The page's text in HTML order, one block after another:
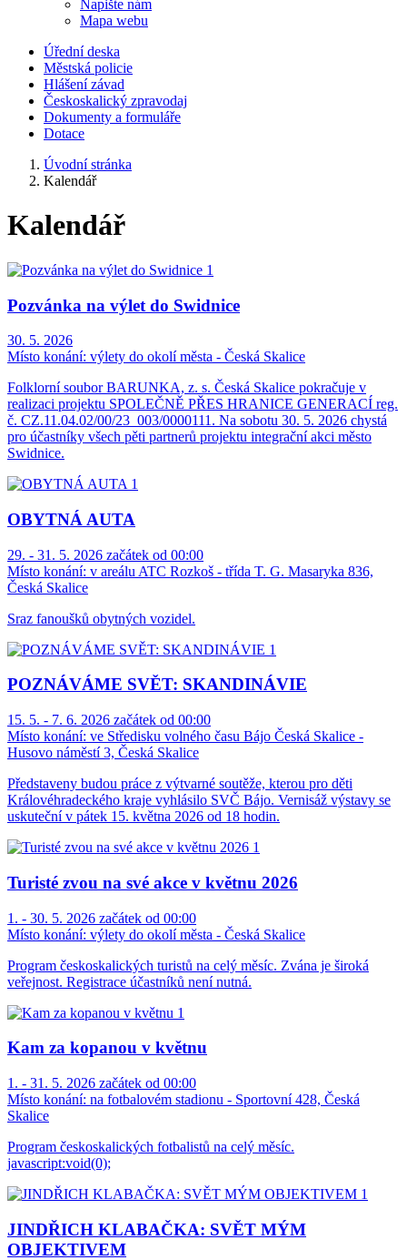
Napište nám
Mapa webu
Úřední deska
Městská policie
Hlášení závad
Českoskalický zpravodaj
Dokumenty a formuláře
Dotace
Úvodní stránka
Kalendář
Kalendář
Pozvánka na výlet do Swidnice
30. 5. 2026
Místo konání: výlety do okolí města - Česká Skalice
Folklorní soubor BARUNKA, z. s. Česká Skalice pokračuje v
realizaci projektu SPOLEČNĚ PŘES HRANICE GENERACÍ reg.
č. CZ.11.04.02/00/23_003/0000111. Na sobotu 30. 5. 2026 chystá
pro účastníky všech pěti partnerů projektu integrační akci město
Swidnice.
OBYTNÁ AUTA
29. - 31. 5. 2026 začátek od 00:00
Místo konání: v areálu ATC Rozkoš - třída T. G. Masaryka 836,
Česká Skalice
Sraz fanoušků obytných vozidel.
POZNÁVÁME SVĚT: SKANDINÁVIE
15. 5. - 7. 6. 2026 začátek od 00:00
Místo konání: ve Středisku volného času Bájo Česká Skalice -
Husovo náměstí 3, Česká Skalice
Představeny budou práce z výtvarné soutěže, kterou pro děti
Královéhradeckého kraje vyhlásilo SVČ Bájo. Vernisáž výstavy se
uskuteční v pátek 15. května 2026 od 18 hodin.
Turisté zvou na své akce v květnu 2026
1. - 30. 5. 2026 začátek od 00:00
Místo konání: výlety do okolí města - Česká Skalice
Program českoskalických turistů na celý měsíc. Zvána je široká
veřejnost. Registrace účastníků není nutná.
Kam za kopanou v květnu
1. - 31. 5. 2026 začátek od 00:00
Místo konání: na fotbalovém stadionu - Sportovní 428, Česká
Skalice
Program českoskalických fotbalistů na celý měsíc.
javascript:void(0);
JINDŘICH KLABAČKA: SVĚT MÝM
OBJEKTIVEM